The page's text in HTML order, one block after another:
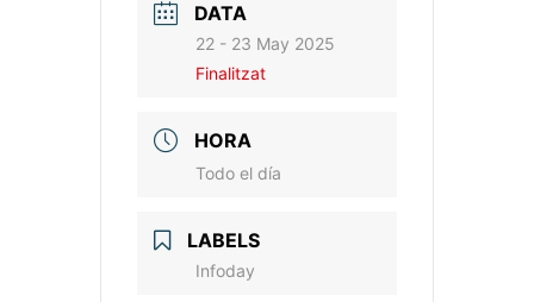
DATA
22 - 23 May 2025
Finalitzat
HORA
Todo el día
LABELS
Infoday